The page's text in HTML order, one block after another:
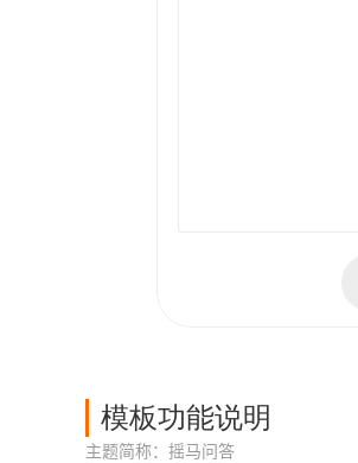
模板功能说明
主题简称：摇马问答